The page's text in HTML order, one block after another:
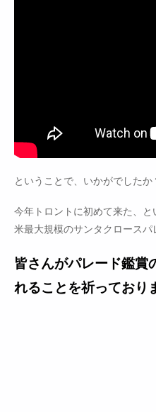
ということで、いかがでしたか
今年トロントに初めて来た、
米最大規模のサンタクロースパ
皆さんがパレード鑑賞
れることを祈っており